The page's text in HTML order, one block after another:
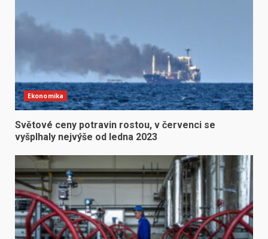
Ekonomika
Světové ceny potravin rostou, v červenci se
vyšplhaly nejvýše od ledna 2023